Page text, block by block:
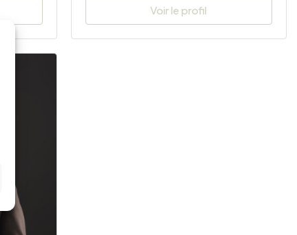
Voir le profil